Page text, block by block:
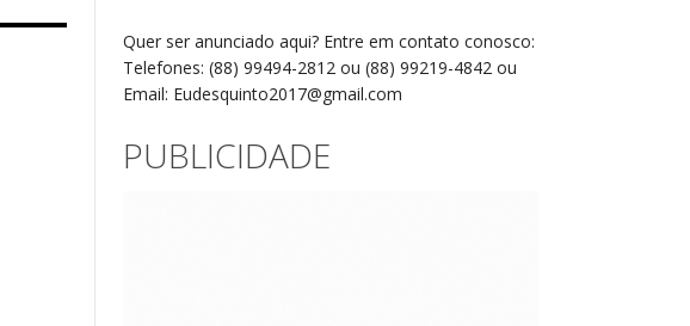
Quer ser anunciado aqui? Entre em contato conosco:
Telefones: (88) 99494-2812 ou (88) 99219-4842 ou
Email: Eudesquinto2017@gmail.com
PUBLICIDADE